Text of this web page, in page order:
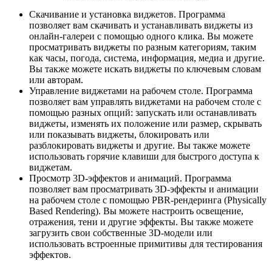
Скачивание и установка виджетов. Программа
позволяет вам скачивать и устанавливать виджеты из
онлайн-галереи с помощью одного клика. Вы можете
просматривать виджеты по разным категориям, таким
как часы, погода, система, информация, медиа и другие.
Вы также можете искать виджеты по ключевым словам
или авторам.
Управление виджетами на рабочем столе. Программа
позволяет вам управлять виджетами на рабочем столе с
помощью разных опций: запускать или останавливать
виджеты, изменять их положение или размер, скрывать
или показывать виджеты, блокировать или
разблокировать виджеты и другие. Вы также можете
использовать горячие клавиши для быстрого доступа к
виджетам.
Просмотр 3D-эффектов и анимаций. Программа
позволяет вам просматривать 3D-эффекты и анимации
на рабочем столе с помощью PBR-рендеринга (Physically
Based Rendering). Вы можете настроить освещение,
отражения, тени и другие эффекты. Вы также можете
загрузить свои собственные 3D-модели или
использовать встроенные примитивы для тестирования
эффектов.